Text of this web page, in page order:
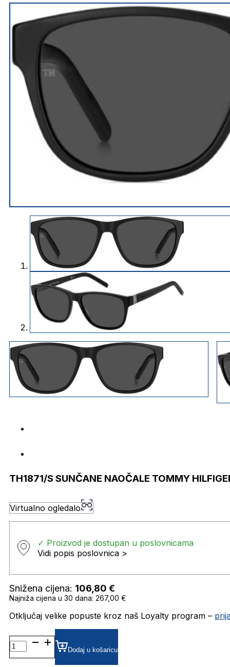
TH1871/S SUNČANE NAOČALE TOMMY
Virtualno ogledalo
✓ Proizvod je dostupan u poslovnicama
Vidi popis poslovnica >
Snižena cijena: 106,80 €
Najniža cijena u 30 dana: 267,00 €
Otključaj velike popuste kroz naš Loyalty program –
TH1871/S SUNČANE
NAOČALE
TOMMY
Dodaj u košaricu